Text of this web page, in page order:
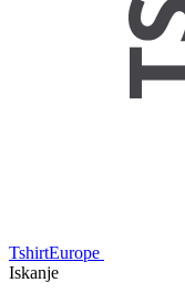
TshirtEurope
Iskanje